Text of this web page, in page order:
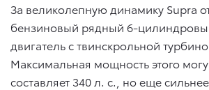
За великолепную динамику Supra
бензиновый рядный 6-
двигатель с твинскрольной
Максимальная мощность этого
составляет 340 л. с., но еще